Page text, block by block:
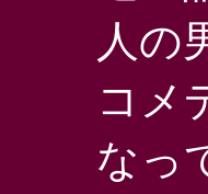
人の
コメ
なっ